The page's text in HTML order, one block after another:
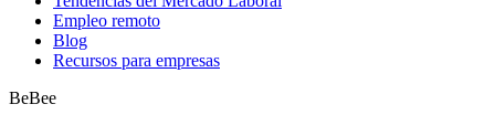
Empleo remoto
Blog
Recursos para empresas
BeBee